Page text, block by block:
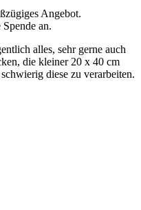
Angebot.
an.
alles, sehr gerne auch
die kleiner 20 x 40 cm
diese zu verarbeiten.